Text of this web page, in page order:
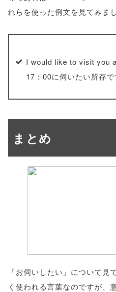
れらを使った例文を見てみまし
I would like to visit you
17：00に伺いたい所存で
まとめ
「お伺いしたい」について見
く使われる言葉なのですが、